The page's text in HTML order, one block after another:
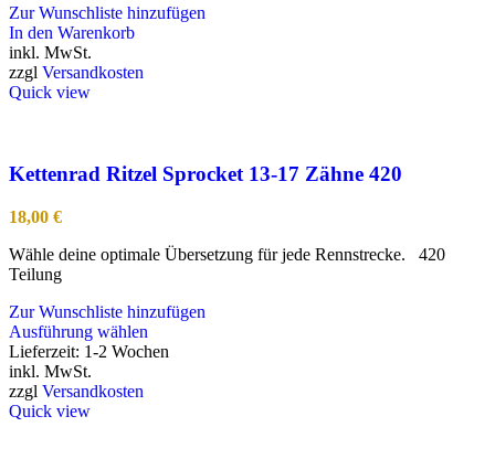
Zur Wunschliste hinzufügen
In den Warenkorb
inkl. MwSt.
zzgl Versandkosten
Quick view
Kettenrad Ritzel Sprocket 13-17 Zähne 420
18,00 €
Wähle deine optimale Übersetzung für jede Rennstrecke. 420
Teilung
Zur Wunschliste hinzufügen
Ausführung wählen
Produkt
Lieferzeit: 1-2 Wochen
inkl. MwSt.
zzgl Versandkosten
Quick view